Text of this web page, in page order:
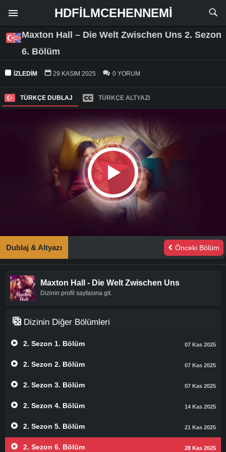
HDFILMCEHENNEMI
Maxton Hall – Die Welt Zwischen Uns 2. Sezon
6. Bölüm
İZLEDIM 29 KASIM 2025 0 YORUM
TÜRKÇE DUBLAJ TÜRKÇE ALTYAZI
Dublaj & Altyazı Önceki Bölüm
Maxton Hall - Die Welt Zwischen Uns
Dizinin profil sayfasına git.
Dizinin Diğer Bölümleri
2. Sezon 1. Bölüm 07 Kas 2025
2. Sezon 2. Bölüm 07 Kas 2025
2. Sezon 3. Bölüm 07 Kas 2025
2. Sezon 4. Bölüm 14 Kas 2025
2. Sezon 5. Bölüm 21 Kas 2025
2. Sezon 6. Bölüm 28 Kas 2025